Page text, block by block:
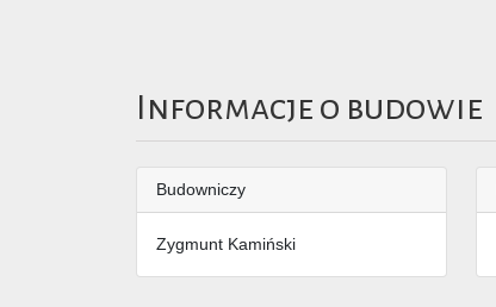
Informacje o budowie
Budowniczy
Zygmunt Kamiński